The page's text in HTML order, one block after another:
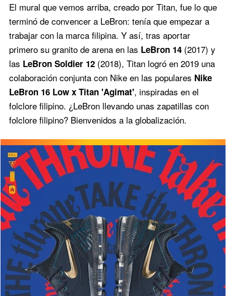
El mural que vemos arriba, creado por Titan, fue lo que
terminó de convencer a LeBron: tenía que empezar a
trabajar con la marca filipina. Y así, tras aportar
primero su granito de arena en las LeBron 14(2017) y
las LeBron Soldier 12(2018), Titan logró en 2019 una
colaboración conjunta con Nike en las populares Nike
LeBron 16 Low x Titan 'Agimat', inspiradas en el
folclore filipino. ¿LeBron llevando unas zapatillas con
folclore filipino? Bienvenidos a la globalización.